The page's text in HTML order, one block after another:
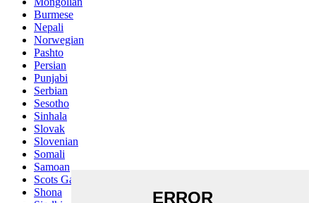
Burmese
Nepali
Norwegian
Pashto
Persian
Punjabi
Serbian
Sesotho
Sinhala
Slovak
Slovenian
Somali
Samoan
Scots Gaelic
Shona